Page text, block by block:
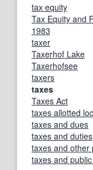
tax equity
Tax Equity and
1983
taxer
Taxerhof Lake
Taxerhofsee
taxers
taxes
Taxes Act
taxes allotted
taxes and dues
taxes and duties
taxes and other
taxes and